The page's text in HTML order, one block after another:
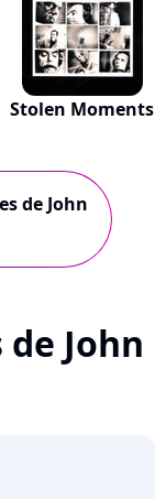
Stolen Moments
de John
John